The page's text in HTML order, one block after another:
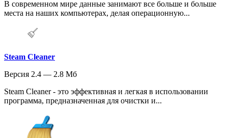
В современном мире данные занимают все больше и больше
места на наших компьютерах, делая операционную...
Steam Cleaner
Версия 2.4 — 2.8 Мб
Steam Cleaner - это эффективная и легкая в использовании
программа, предназначенная для очистки и...